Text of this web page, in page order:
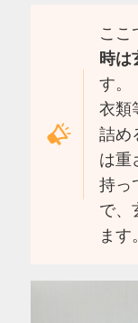
ここ
時は
す。
衣類
詰め
は重
持っ
で、
ます